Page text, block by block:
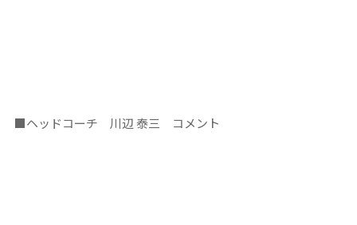
■ヘッドコーチ 川辺 泰三 コメント